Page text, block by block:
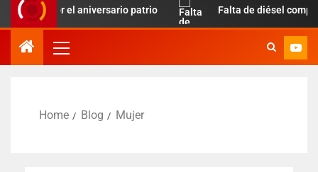
por el aniversario patrio Falta de diésel complica el
Home Blog Mujer